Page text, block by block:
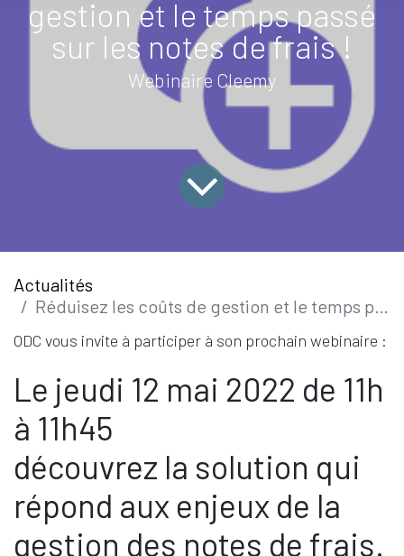
gestion et le temps passé
sur les notes de frais !
Webinaire Cleemy
Actualités
Réduisez les coûts de gestion et le temps passé sur les notes de frais !
ODC vous invite à participer à son prochain webinaire :
Le jeudi 12 mai 2022 de 11h
à 11h45
découvrez la solution qui
répond aux enjeux de la
gestion des notes de frais.